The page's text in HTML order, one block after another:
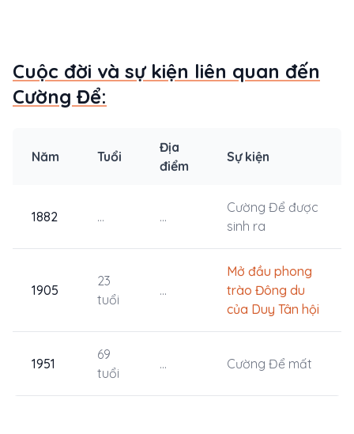
Cuộc đời và sự kiện liên quan đến
Cường Để:
Năm Tuổi
Địa
điểm
Sự kiện
1882 ... ...
Cường Để được
sinh ra
1905
23
tuổi
...
Mở đầu phong
trào Đông du
của Duy Tân hội
1951
69
tuổi
... Cường Để mất